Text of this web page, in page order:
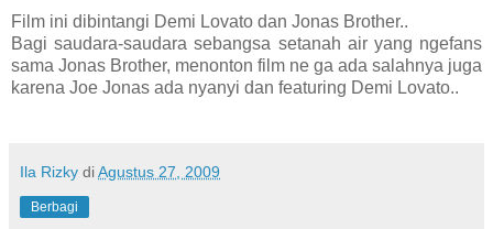
Film ini dibintangi Demi Lovato dan Jonas Brother..
Bagi saudara-saudara sebangsa setanah air yang ngefans
sama Jonas Brother, menonton film ne ga ada salahnya juga
karena Joe Jonas ada nyanyi dan featuring Demi Lovato..
Ila Rizky diAgustus 27, 2009
Berbagi